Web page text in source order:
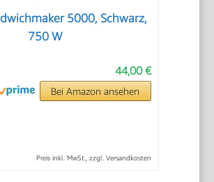
5000, Schwarz,
750 W
44,00 €
Bei Amazon ansehen
Preis inkl. MwSt., zzgl. Versandkosten